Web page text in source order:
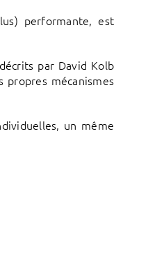
performante, est
par David Kolb
mécanismes
un même